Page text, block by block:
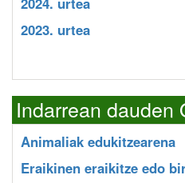
2023. urtea
Indarrean dauden
Animaliak edukitzearena
Eraikinen eraikitze edo